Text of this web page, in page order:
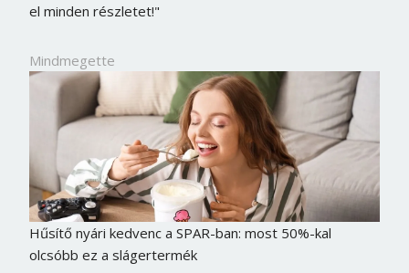
el minden részletet!"
Mindmegette
Hűsítő nyári kedvenc a SPAR-ban: most 50%-kal
olcsóbb ez a slágertermék